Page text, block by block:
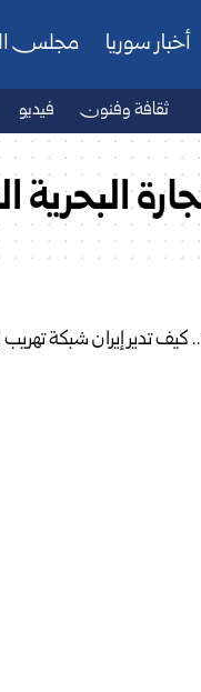
أخبار سوريا مجلس
ثقافة وفنون فيديو
البحرية